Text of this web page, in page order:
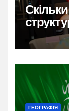
ГЕОГРАФІЯ